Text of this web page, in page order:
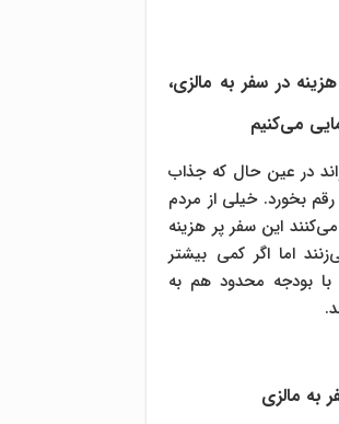
در سفر به مالزی،
می‌کنیم
در عین حال که جذاب
بخورد. خیلی از مردم
این سفر پر هزینه
اما اگر کمی بیشتر
با بودجه محدود هم به
به مالزی